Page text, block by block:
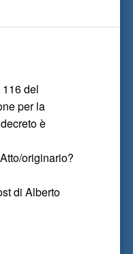
del
per la
è
originario?
di Alberto